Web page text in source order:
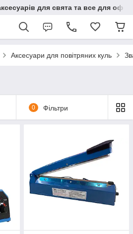
для свята та все для
Аксесуари для повітряних куль
0 Фільтри